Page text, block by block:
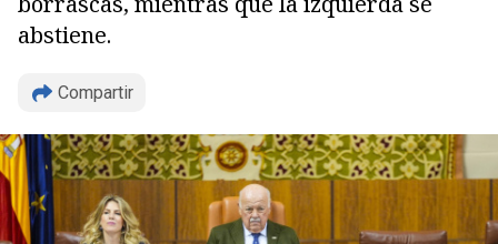
abstiene.
Compartir